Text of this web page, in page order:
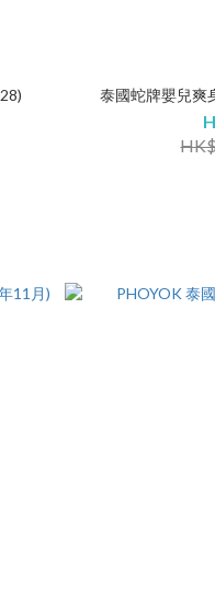
泰國蛇牌嬰兒爽